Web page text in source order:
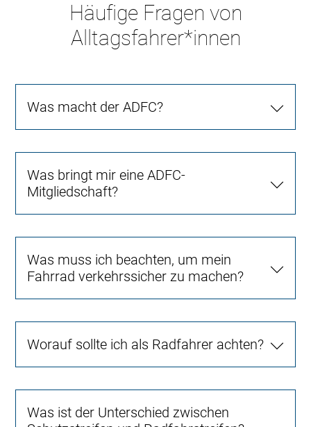
Häufige Fragen von
Alltagsfahrer*innen
Was macht der ADFC?
Was bringt mir eine ADFC-
Mitgliedschaft?
Was muss ich beachten, um mein
Fahrrad verkehrssicher zu machen?
Worauf sollte ich als Radfahrer achten?
Was ist der Unterschied zwischen